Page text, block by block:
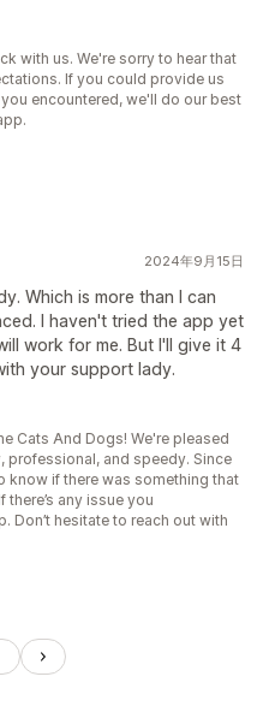
with us. We're sorry to hear that
If you could provide us
encountered, we'll do our best
2024年9月15日
Which is more than I can
I haven't tried the app yet
work for me. But I'll give it 4
your support lady.
Cats And Dogs! We're pleased
professional, and speedy. Since
know if there was something that
there’s any issue you
Don’t hesitate to reach out with